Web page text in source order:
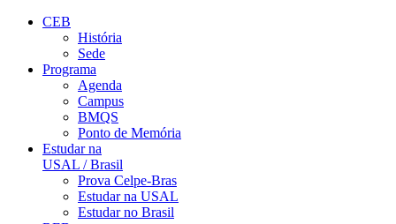
CEB
História
Sede
Programa
Agenda
Campus
BMQS
Ponto de Memória
Estudar na
USAL / Brasil
Prova Celpe-Bras
Estudar na USAL
Estudar no Brasil